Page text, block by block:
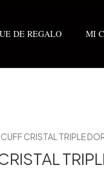
DE REGALO MI
CRISTAL TRIPLE